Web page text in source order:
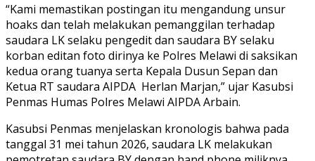
“Kami memastikan postingan itu mengandung unsur
hoaks dan telah melakukan pemanggilan terhadap
saudara LK selaku pengedit dan saudara BY selaku
korban editan foto dirinya ke Polres Melawi di saksikan
kedua orang tuanya serta Kepala Dusun Sepan dan
Ketua RT saudara AIPDA Herlan Marjan,” ujar Kasubsi
Penmas Humas Polres Melawi AIPDA Arbain.
Kasubsi Penmas menjelaskan kronologis bahwa pada
tanggal 31 mei tahun 2026, saudara LK melakukan